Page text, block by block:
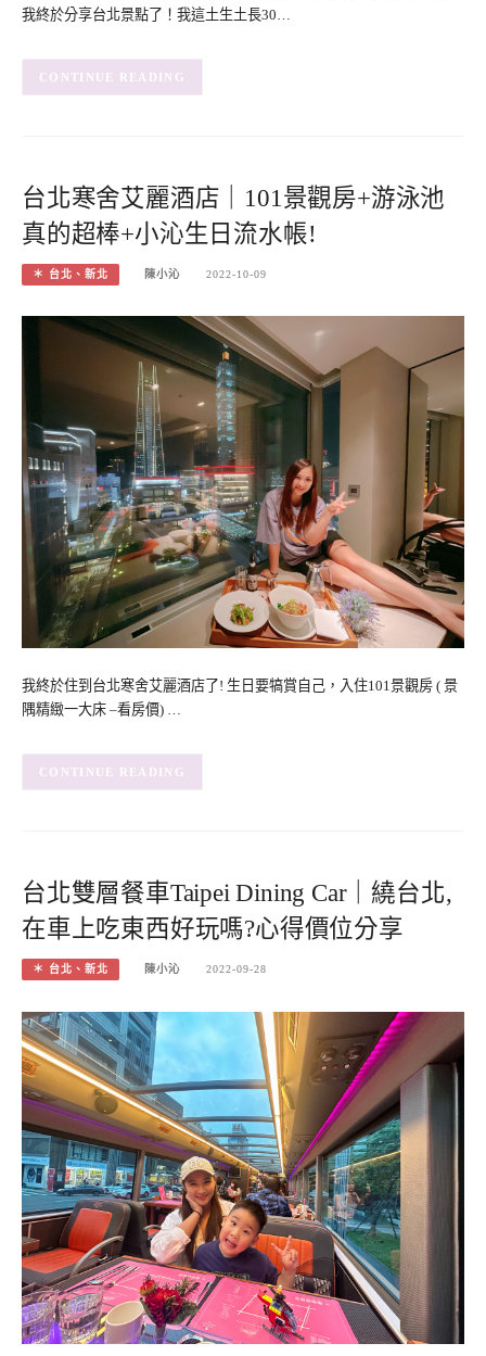
我終於分享台北景點了！我這土生土長30…
CONTINUE READING
台北寒舍艾麗酒店｜101景觀房+游泳池
真的超棒+小沁生日流水帳!
＊ 台北、新北 陳小沁 2022-10-09
我終於住到台北寒舍艾麗酒店了! 生日要犒賞自己，入住101景觀房 ( 景
隅精緻一大床 –看房價) …
CONTINUE READING
台北雙層餐車Taipei Dining Car｜繞台北,
在車上吃東西好玩嗎?心得價位分享
＊ 台北、新北 陳小沁 2022-09-28